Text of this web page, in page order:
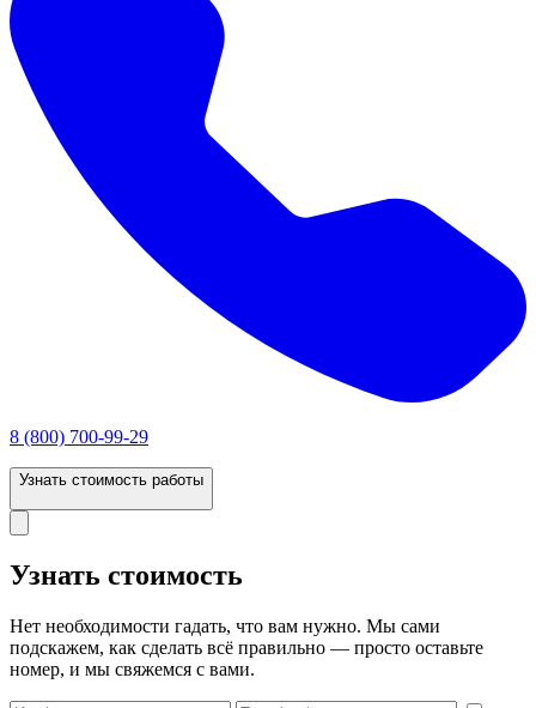
8 (800) 700-99-29
Узнать стоимость работы
Узнать стоимость
Нет необходимости гадать, что вам нужно. Мы сами
подскажем, как сделать всё правильно — просто оставьте
номер, и мы свяжемся с вами.